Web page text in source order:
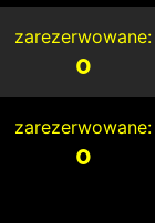
zarezerwowane:
0
zarezerwowane:
0